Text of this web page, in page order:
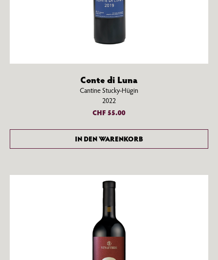
Conte di Luna
Cantine Stucky-Hügin
2022
CHF 55.00
IN DEN WARENKORB